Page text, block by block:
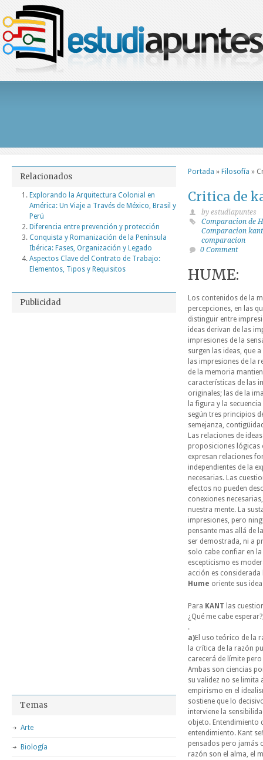
Portada » Filosofía »
Critica de
by estudiapuntes
Comparacion de
Comparacion
comparacion
0 Comment
HUME:
Los contenidos de la
percepciones, en las
distinguir entre
ideas derivan de las
impresiones de la
surgen las ideas, que
las impresiones de la
de la memoria
características de las
originales; las de la
la figura y la
según tres principios
semejanza,
Las relaciones de
proposiciones lógicas
expresan relaciones
independientes de la
necesarias. Las
efectos no pueden
conexiones
nuestra mente. La
impresiones, pero
pensante mas allá de
ser demostrada, ni a
solo cabe confiar en
escepticismo es
acción es
Hume oriente sus
Para KANT las
¿Qué me cabe
.
a)El uso teórico de la
la crítica de la razón
carecerá de límite
Ambas son ciencias
su validez no se limita
empirismo en el
sostiene que lo
interviene la
objeto. Entendimiento
entendimiento. Kant
pensados pero jamás
razón son el alma, el
Relacionados
Explorando la Arquitectura Colonial en
América: Un Viaje a Través de México, Brasil y
Perú
Diferencia entre prevención y protección
Conquista y Romanización de la Península
Ibérica: Fases, Organización y Legado
Aspectos Clave del Contrato de Trabajo:
Elementos, Tipos y Requisitos
Publicidad
Temas
Arte
Biología